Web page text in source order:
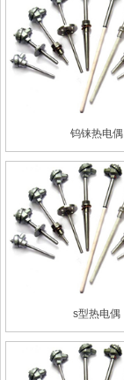
钨铼热电偶
s型热电偶